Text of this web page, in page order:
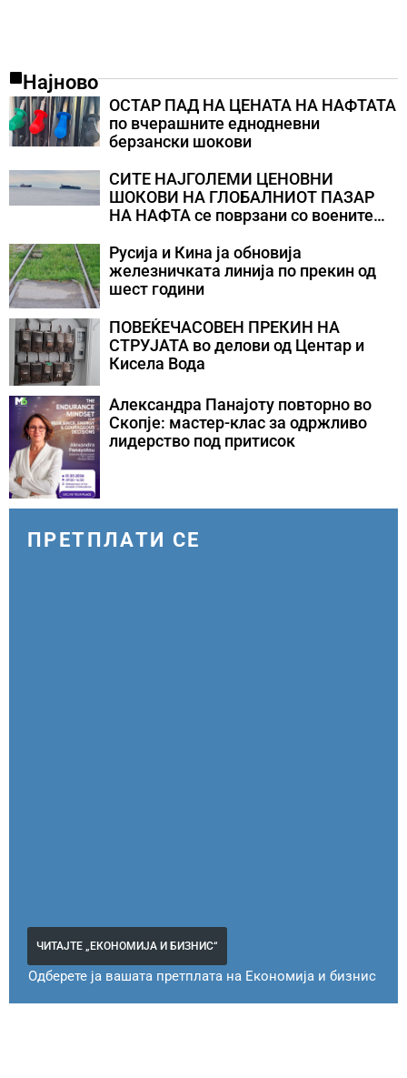
Најново
ОСТАР ПАД НА ЦЕНАТА НА НАФТАТА
по вчерашните еднодневни
берзански шокови
СИТЕ НАЈГОЛЕМИ ЦЕНОВНИ
ШОКОВИ НА ГЛОБАЛНИОТ ПАЗАР
НА НАФТА се поврзани со воените
Русија и Кина ја обновија
железничката линија по прекин од
шест години
ПОВЕЌЕЧАСОВЕН ПРЕКИН НА
СТРУЈАТА во делови од Центар и
Кисела Вода
Александра Панајоту повторно во
Скопје: мастер-клас за одржливо
лидерство под притисок
ПРЕТПЛАТИ СЕ
ЧИТАЈТЕ „ЕКОНОМИЈА И БИЗНИС“
Одберете ја вашата претплата на Економија и бизнис